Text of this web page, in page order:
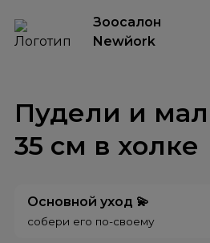
Зоосалон
Newйork
Пудели и
35 см в холке
Основной уход 💫
собери его по-своему